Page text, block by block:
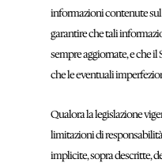
informazioni contenute
garantire che tali
sempre aggiornate, e che
che le eventuali
Qualora la legislazione
limitazioni di
implicite, sopra descritte,